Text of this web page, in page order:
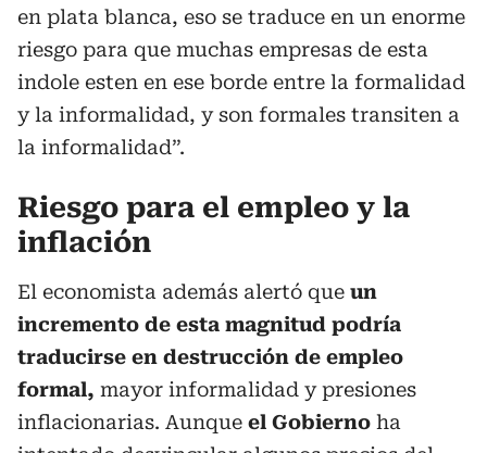
en plata blanca, eso se traduce en un enorme
riesgo para que muchas empresas de esta
indole esten en ese borde entre la formalidad
y la informalidad, y son formales transiten a
la informalidad”.
Riesgo para el empleo y la
inflación
El economista además alertó que un
incremento de esta magnitud podría
traducirse en destrucción de empleo
formal, mayor informalidad y presiones
inflacionarias. Aunque el Gobierno ha